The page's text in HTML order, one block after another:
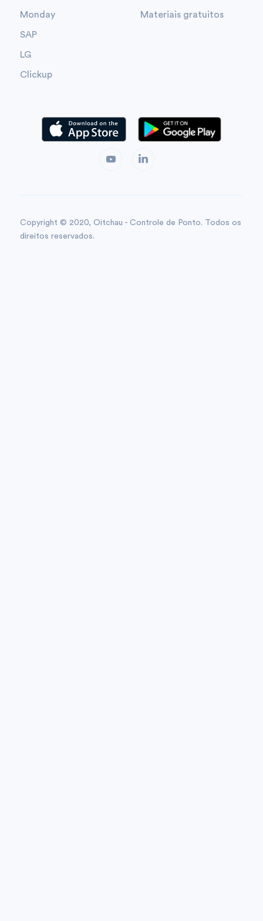
Monday
SAP
LG
Clickup
Materiais gratuitos
Copyright © 2020, Oitchau - Controle de Ponto. Todos os
direitos reservados.